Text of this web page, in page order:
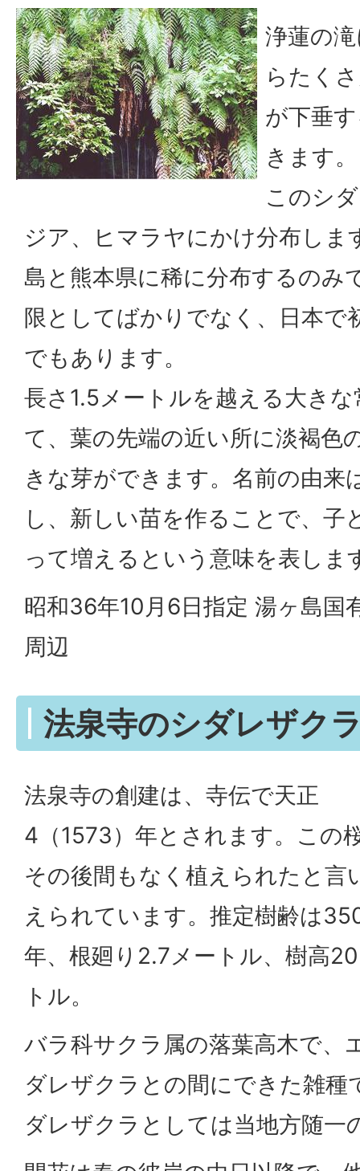
浄蓮の
らたく
が下垂
きます。
このシ
ジア、ヒマラヤにかけ分布しま
島と熊本県に稀に分布するのみ
限としてばかりでなく、日本で
でもあります。
長さ1.5メートルを越える大き
て、葉の先端の近い所に淡褐色
きな芽ができます。名前の由来
し、新しい苗を作ることで、子
って増えるという意味を表しま
昭和36年10月6日指定 湯ヶ島国
周辺
法泉寺のシダレザク
法泉寺の創建は、寺伝で天正
4（1573）年とされます。この
その後間もなく植えられたと言
えられています。推定樹齢は
年、根廻り2.7メートル、樹高
トル。
バラ科サクラ属の落葉高木で、
ダレザクラとの間にできた雑種
ダレザクラとしては当地方随一